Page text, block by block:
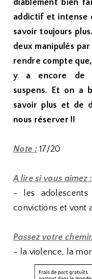
diablement bien
addictif et intense
savoir toujours
deux manipulés
rendre compte
y a encore de
suspens. Et on a
savoir plus et de
nous réserver !!
Note : 17/20
A lire si vous aimez :
- les
convictions et vont
Passez votre
- la violence, la